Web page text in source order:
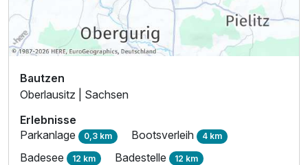
Bautzen
Oberlausitz | Sachsen
Erlebnisse
Parkanlage 0,3 km Bootsverleih 4 km
Badesee 12 km Badestelle 12 km